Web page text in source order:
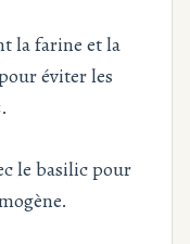
la farine et la
éviter les
le basilic pour